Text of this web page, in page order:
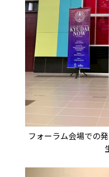
フォーラム会場での